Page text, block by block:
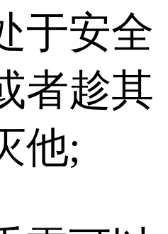
于安全
者趁其
他;